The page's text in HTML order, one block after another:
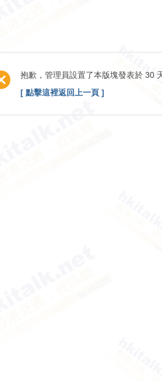
抱歉，管理員設置了本版塊發表於 30
[ 點擊這裡返回上一頁 ]